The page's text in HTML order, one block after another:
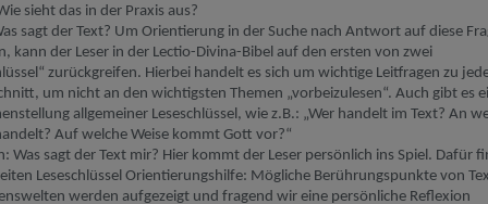
sieht das in der Praxis aus?
sagt der Text? Um Orientierung in der Suche nach Antwort auf diese
kann der Leser in der Lectio-Divina-Bibel auf den ersten von zwei
zurückgreifen. Hierbei handelt es sich um wichtige Leitfragen zu
um nicht an den wichtigsten Themen „vorbeizulesen“. Auch gibt es
allgemeiner Leseschlüssel, wie z.B.: „Wer handelt im Text? An
Auf welche Weise kommt Gott vor?“
Was sagt der Text mir? Hier kommt der Leser persönlich ins Spiel. Dafür
Leseschlüssel Orientierungshilfe: Mögliche Berührungspunkte von
werden aufgezeigt und fragend wir eine persönliche Reflexion